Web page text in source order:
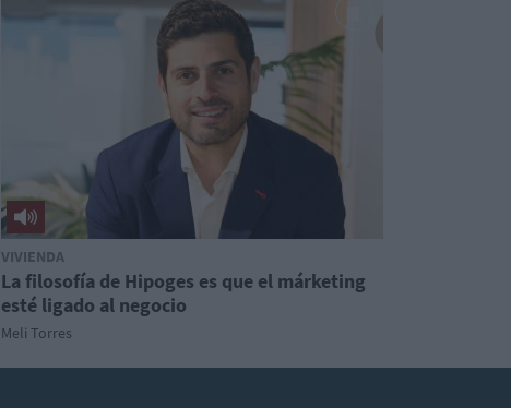
VIVIENDA
La filosofía de Hipoges es que el márketing
esté ligado al negocio
Meli Torres